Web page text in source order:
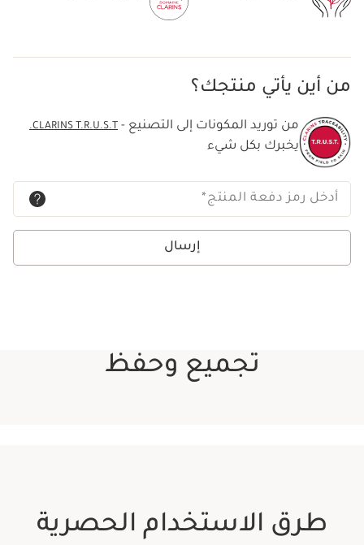
من أين يأتي منتجك؟
من توريد المكونات إلى التصنيع - CLARINS T.R.U.S.T.
يخبرك بكل شيء
أدخل رمز دفعة المنتج*
إرسال
تجميع وحفظ
طرق الاستخدام الحصرية